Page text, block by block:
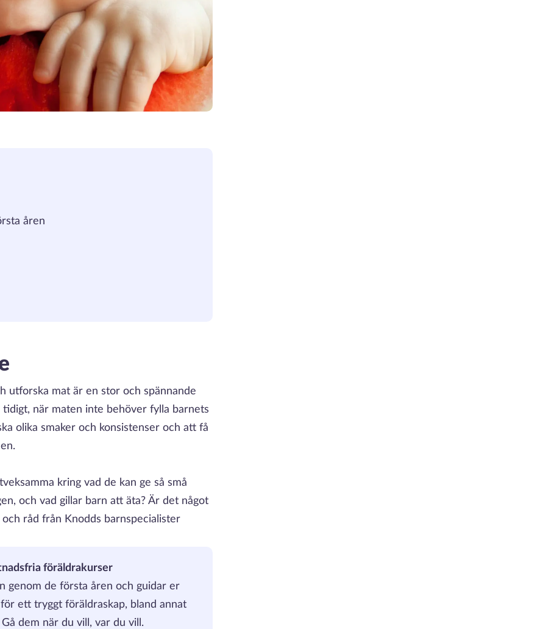
åren
utforska mat är en stor och spännande
när maten inte behöver fylla barnets
olika smaker och konsistenser och att få
kring vad de kan ge så små
och vad gillar barn att äta? Är det något
råd från Knodds barnspecialister
föräldrakurser
genom de första åren och guidar er
ett tryggt föräldraskap, bland annat
dem när du vill, var du vill.